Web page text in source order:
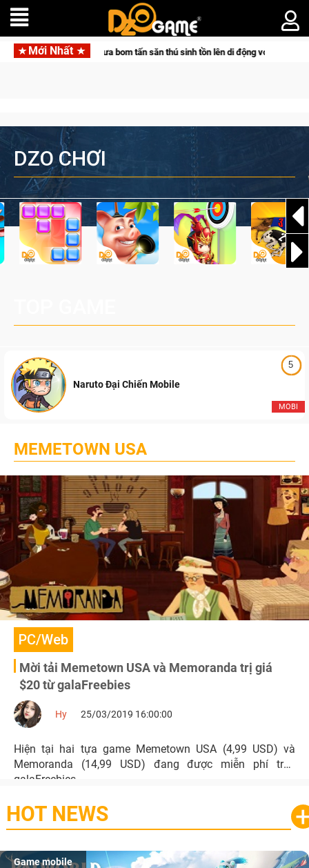
Mới Nhất
Pocketpair đưa bom tấn săn thú sinh tồn lên di động với tên gọi Palworld
DZO CHƠI
5
MOBI
Naruto Đại Chiến Mobile
MEMETOWN USA
PC/Web
Mời tải Memetown USA và Memoranda trị giá
$20 từ galaFreebies
Hy 25/03/2019 16:00:00
Hiện tại hai tựa game Memetown USA (4,99 USD) và
Memoranda (14,99 USD) đang được miễn phí trên
galaFreebies.
HOT NEWS
Game mobile